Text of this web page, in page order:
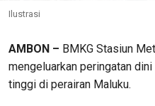
Ilustrasi
AMBON – BMKG Stasiun
mengeluarkan peringatan
tinggi di perairan Maluku.